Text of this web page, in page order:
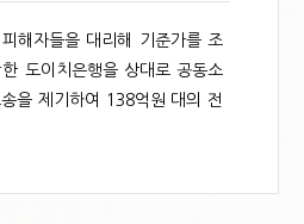
해자들을 대리해 기준가를 조
도이치은행을 상대로 공동소
을 제기하여 138억원 대의 전